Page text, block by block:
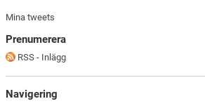
Mina tweets
Prenumerera
RSS - Inlägg
Navigering